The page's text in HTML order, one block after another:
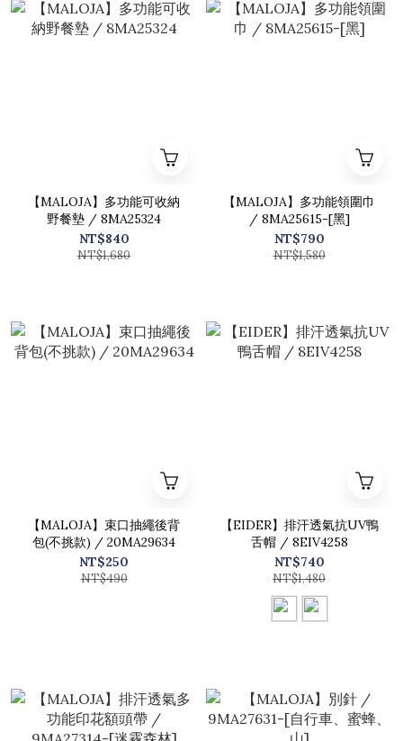
【MALOJA】多功能可收納
野餐墊 / 8MA25324
NT$840
NT$1,680
【MALOJA】多功能領圍巾
/ 8MA25615-[黑]
NT$790
NT$1,580
【MALOJA】束口抽繩後背
包(不挑款) / 20MA29634
NT$250
NT$490
【EIDER】排汗透氣抗UV鴨
舌帽 / 8EIV4258
NT$740
NT$1,480